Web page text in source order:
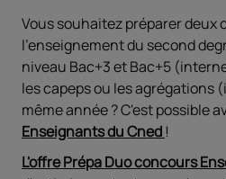
Vous souhaitez préparer deux
l'enseignement du second
niveau Bac+3 et Bac+5
les capeps ou les agrégations
même année ? C'est possible
Enseignants du Cned !
L'offre Prépa Duo concours